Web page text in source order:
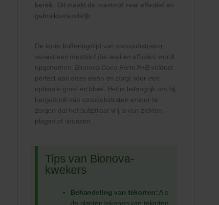
bereik. Dit maakt de meststof zeer effectief en
gebruiksvriendelijk.
De korte bufferingstijd van cocosubstraten
vereist een meststof die snel en efficiënt wordt
opgenomen. Bionova Coco Forte A+B voldoet
perfect aan deze eisen en zorgt voor een
optimale groei en bloei. Het is belangrijk om bij
hergebruik van cocosubstraten ervoor te
zorgen dat het substraat vrij is van ziekten,
plagen of virussen.
Tips van Bionova-
kwekers
Behandeling van tekorten: Als
de planten tekenen van tekorten